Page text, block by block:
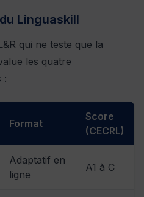
Linguaskill
qui ne teste que la
les quatre
:
Format
Score
(CECRL)
Adaptatif en
ligne
A1 à C